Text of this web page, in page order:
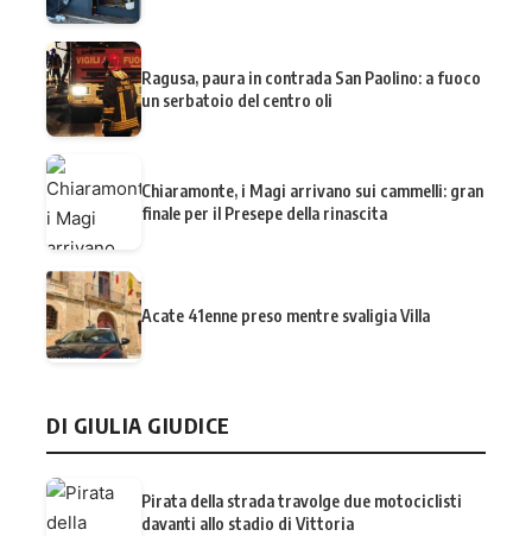
Ragusa, paura in contrada San Paolino: a fuoco
un serbatoio del centro oli
Chiaramonte, i Magi arrivano sui cammelli: gran
finale per il Presepe della rinascita
Acate 41enne preso mentre svaligia Villa
DI GIULIA GIUDICE
Pirata della strada travolge due motociclisti
davanti allo stadio di Vittoria